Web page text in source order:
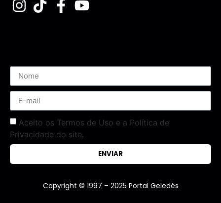
Aceito os Termos de Uso e a Política de
Privacidade do site.
ENVIAR
Copyright © 1997 – 2025 Portal Geledés